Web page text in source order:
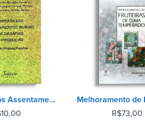
Resposta dos Assentamentos Rurais aos Desafios da Produção - Balanço de Atividades Produtivas
10,00
R$73,00